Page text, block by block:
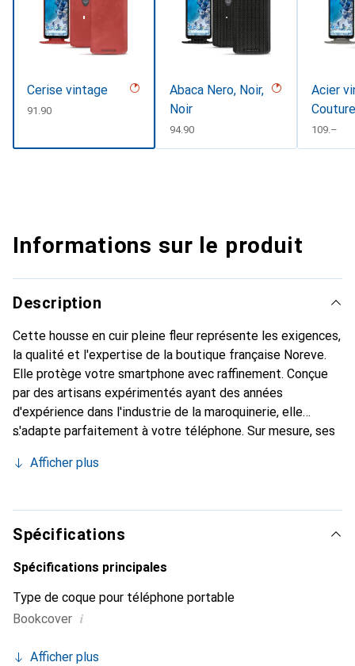
Cerise vintage
CHF
91.90
Abaca Nero, Noir,
Noir
CHF
94.90
Acier
CHF
109.–
Informations sur le produit
Description
Cette housse en cuir pleine fleur représente les exigences,
la qualité et l'expertise de la boutique française Noreve.
Elle protège votre smartphone avec raffinement. Conçue
par des artisans expérimentés ayant des années
d'expérience dans l'industrie de la maroquinerie, elle
s'adapte parfaitement à votre téléphone. Sur mesure, ses
peau. Elle devient l'accessoire chic et indispensable pour
ses produits de haute qualité, la marque Noreve est un
choix fiable pour une clientèle exigeante.
Afficher plus
Spécifications
Spécifications principales
Type de coque pour téléphone portable
Bookcover i
Afficher plus